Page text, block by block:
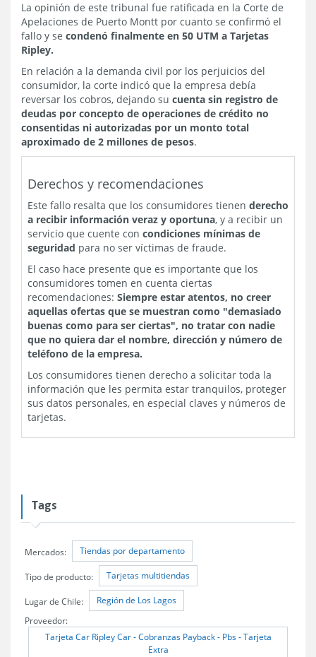
La opinión de este tribunal fue ratificada en la Corte de
Apelaciones de Puerto Montt por cuanto se confirmó el
fallo y se condenó finalmente en 50 UTM a Tarjetas
Ripley.
En relación a la demanda civil por los perjuicios del
consumidor, la corte indicó que la empresa debía
reversar los cobros, dejando su cuenta sin registro de
deudas por concepto de operaciones de crédito no
consentidas ni autorizadas por un monto total
aproximado de 2 millones de pesos.
Derechos y recomendaciones
Este fallo resalta que los consumidores tienen derecho
a recibir información veraz y oportuna, y a recibir un
servicio que cuente con condiciones mínimas de
seguridad para no ser víctimas de fraude.
El caso hace presente que es importante que los
consumidores tomen en cuenta ciertas
recomendaciones: Siempre estar atentos, no creer
aquellas ofertas que se muestran como "demasiado
buenas como para ser ciertas", no tratar con nadie
que no quiera dar el nombre, dirección y número de
teléfono de la empresa.
Los consumidores tienen derecho a solicitar toda la
información que les permita estar tranquilos, proteger
sus datos personales, en especial claves y números de
tarjetas.
Tags
Mercados: Tiendas por departamento
Tipo de producto: Tarjetas multitiendas
Lugar de Chile: Región de Los Lagos
Proveedor:
Tarjeta Car Ripley Car - Cobranzas Payback - Pbs - Tarjeta
Extra